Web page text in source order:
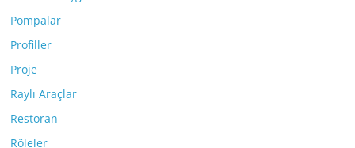
Pompalar
Profiller
Proje
Raylı Araçlar
Restoran
Röleler